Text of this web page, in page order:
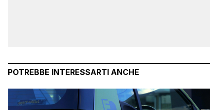
POTREBBE INTERESSARTI ANCHE